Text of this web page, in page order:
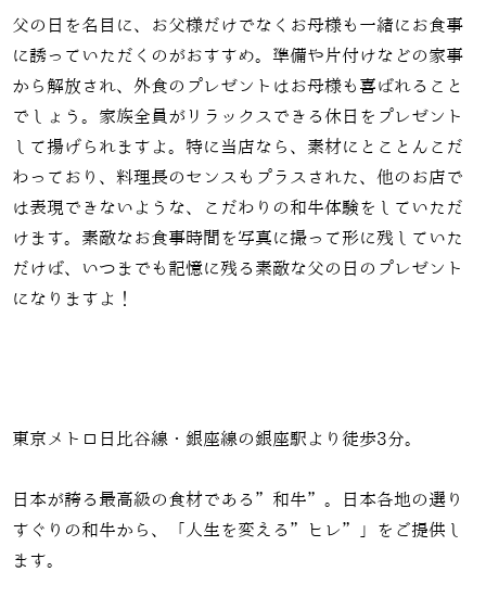
父の日を名目に、お父様だけでなくお母様も一緒にお食事
に誘っていただくのがおすすめ。準備や片付けなどの家事
から解放され、外食のプレゼントはお母様も喜ばれること
でしょう。家族全員がリラックスできる休日をプレゼント
して揚げられますよ。特に当店なら、素材にとことんこだ
わっており、料理長のセンスもプラスされた、他のお店で
は表現できないような、こだわりの和牛体験をしていただ
けます。素敵なお食事時間を写真に撮って形に残していた
だけば、いつまでも記憶に残る素敵な父の日のプレゼント
になりますよ！
東京メトロ日比谷線・銀座線の銀座駅より徒歩3分。
日本が誇る最高級の食材である”和牛”。日本各地の選り
すぐりの和牛から、「人生を変える”ヒレ”」をご提供し
ます。